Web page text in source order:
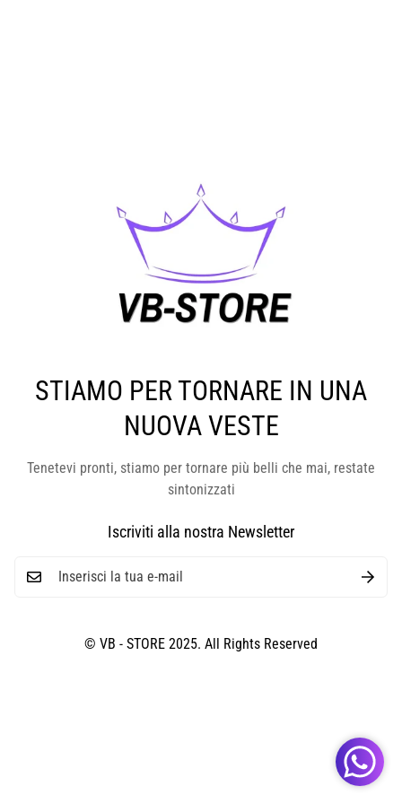
STIAMO PER TORNARE IN UNA
NUOVA VESTE
Tenetevi pronti, stiamo per tornare più belli che mai, restate
sintonizzati
Iscriviti alla nostra Newsletter
© VB - STORE 2025. All Rights Reserved